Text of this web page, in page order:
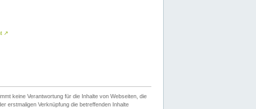
↗
keine Verantwortung für die Inhalte von Webseiten, die
erstmaligen Verknüpfung die betreffenden Inhalte